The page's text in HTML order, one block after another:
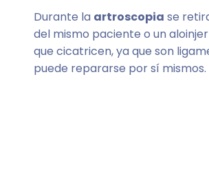
Durante la artroscopia se
del mismo paciente o un
que cicatricen, ya que son
puede repararse por sí mismos.